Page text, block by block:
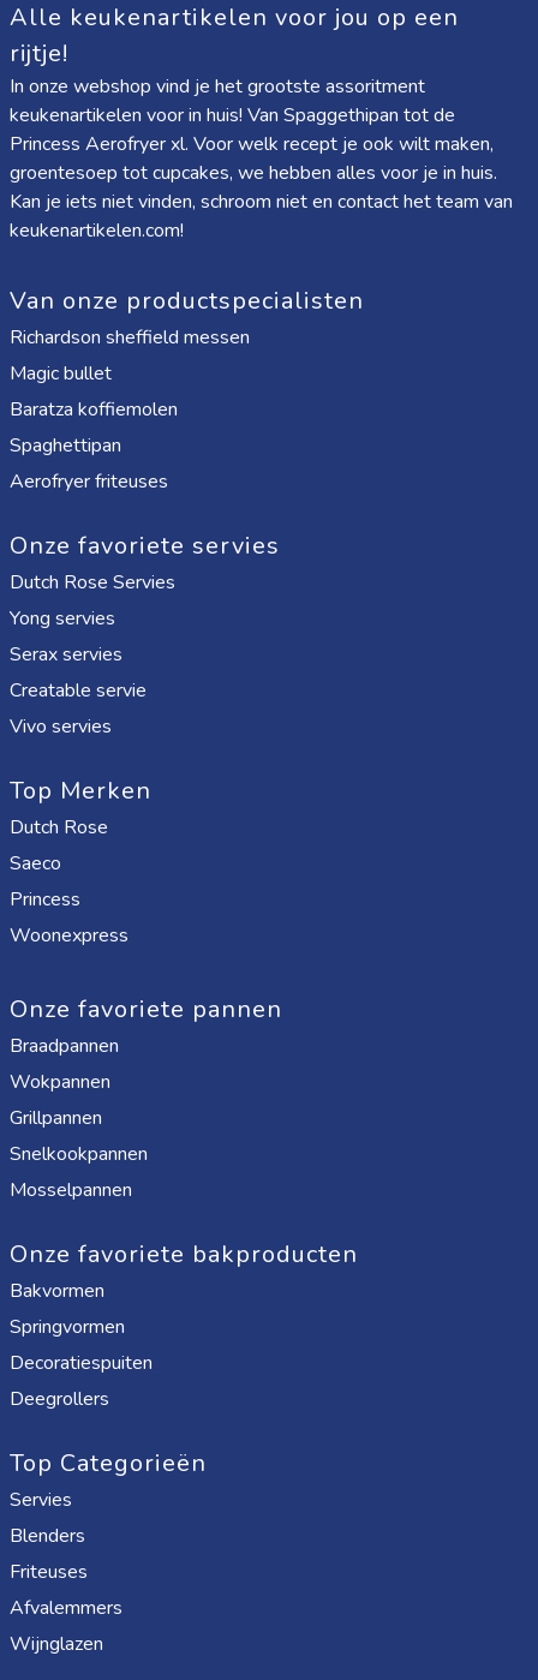
Alle keukenartikelen voor jou op een
rijtje!
In onze webshop vind je het grootste assoritment
keukenartikelen voor in huis! Van Spaggethipan tot de
Princess Aerofryer xl. Voor welk recept je ook wilt maken,
groentesoep tot cupcakes, we hebben alles voor je in huis.
Kan je iets niet vinden, schroom niet en contact het team van
keukenartikelen.com!
Van onze productspecialisten
Richardson sheffield messen
Magic bullet
Baratza koffiemolen
Spaghettipan
Aerofryer friteuses
Onze favoriete servies
Dutch Rose Servies
Yong servies
Serax servies
Creatable servie
Vivo servies
Top Merken
Dutch Rose
Saeco
Princess
Woonexpress
Onze favoriete pannen
Braadpannen
Wokpannen
Grillpannen
Snelkookpannen
Mosselpannen
Onze favoriete bakproducten
Bakvormen
Springvormen
Decoratiespuiten
Deegrollers
Top Categorieën
Servies
Blenders
Friteuses
Afvalemmers
Wijnglazen